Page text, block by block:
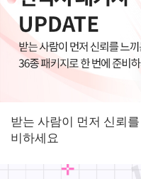
받는 사람이 먼저 신뢰
비하세요